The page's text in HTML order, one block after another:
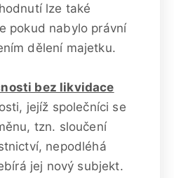
lze také
pokud nabylo právní
dělení majetku.
bez likvidace
jejíž společníci se
tzn. sloučení
nepodléhá
jej nový subjekt.